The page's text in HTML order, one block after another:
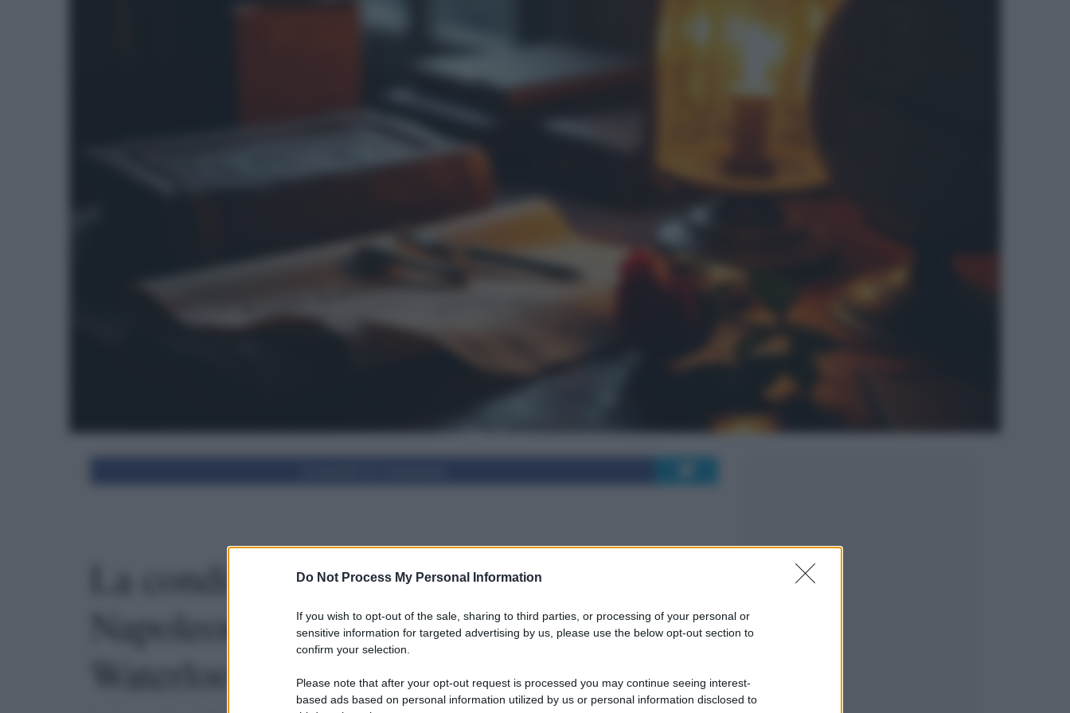
Do Not Process My Personal Information
If you wish to opt-out of the sale, sharing to third parties, or processing of your personal or
sensitive information for targeted advertising by us, please use the below opt-out section to
confirm your selection.
Please note that after your opt-out request is processed you may continue seeing interest-
based ads based on personal information utilized by us or personal information disclosed to
La condizione medica che influenzò
Napoleone durante la battaglia di
Waterloo